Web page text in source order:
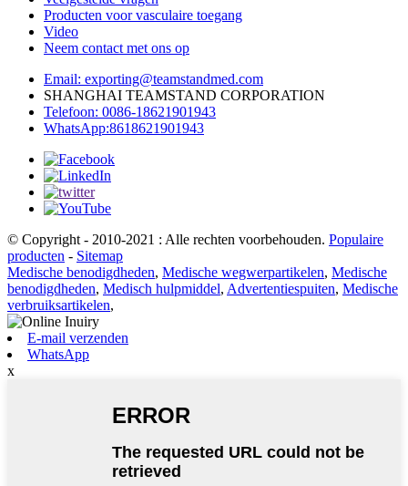
Producten voor vasculaire toegang
Video
Neem contact met ons op
Email: exporting@teamstandmed.com
SHANGHAI TEAMSTAND CORPORATION
Telefoon: 0086-18621901943
WhatsApp:8618621901943
© Copyright - 2010-2021 : Alle rechten voorbehouden. Populaire
producten - Sitemap
Medische benodigdheden, Medische wegwerpartikelen, Medische
benodigdheden, Medisch hulpmiddel, Advertentiespuiten, Medische
verbruiksartikelen,
E-mail verzenden
WhatsApp
x